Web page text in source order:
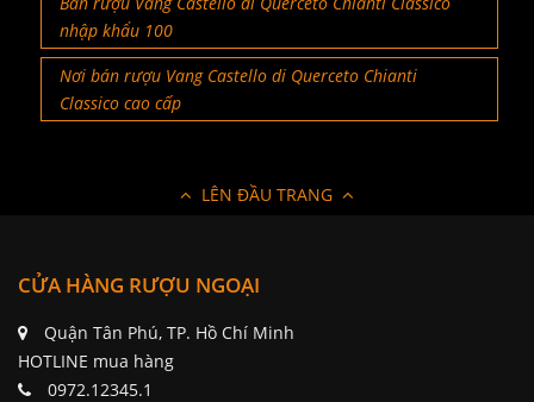
nhập khẩu 100
Nơi bán rượu Vang Castello di Querceto Chianti
Classico cao cấp
LÊN ĐẦU TRANG
CỬA HÀNG RƯỢU NGOẠI
Quận Tân Phú, TP. Hồ Chí Minh
HOTLINE mua hàng
0972.12345.1